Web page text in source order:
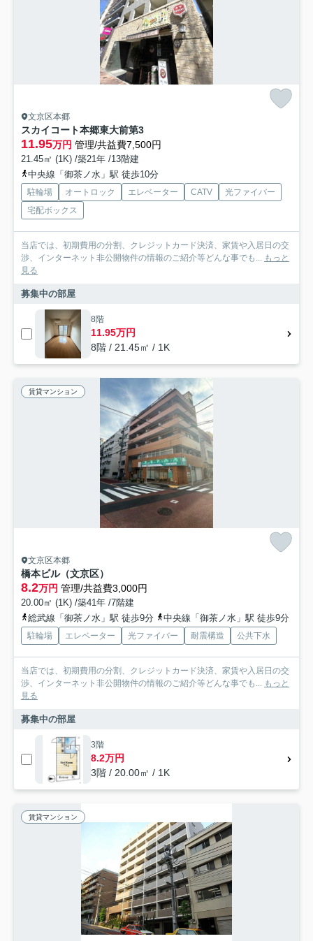
文京区本郷
スカイコート本郷東大前第3
11.95万円 管理/共益費7,500円
21.45㎡ (1K) /築21年 /13階建
中央線「御茶ノ水」駅 徒歩10分
駐輪場 オートロック エレベーター CATV
光ファイバー
宅配ボックス
当店では、初期費用の分割、クレジットカード決済、家賃や入居日の交
渉、インターネット非公開物件の情報のご紹介等どんな事でも... もっと
見る
募集中の部屋
8階
11.95万円
8階 / 21.45㎡ / 1K
賃貸マンション
文京区本郷
橋本ビル（文京区）
8.2万円 管理/共益費3,000円
20.00㎡ (1K) /築41年 /7階建
総武線「御茶ノ水」駅 徒歩9分
中央線「御茶ノ水」駅 徒歩9分
駐輪場 エレベーター 光ファイバー 耐震構造 公共下水
当店では、初期費用の分割、クレジットカード決済、家賃や入居日の交
渉、インターネット非公開物件の情報のご紹介等どんな事でも... もっと
見る
募集中の部屋
3階
8.2万円
3階 / 20.00㎡ / 1K
賃貸マンション